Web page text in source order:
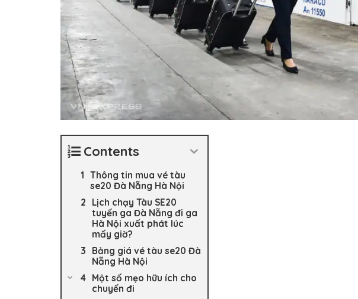
Contents
Thông tin mua vé tàu
se20 Đà Nẵng Hà Nội
Lịch chạy Tàu SE20
tuyến ga Đà Nẵng đi ga
Hà Nội xuất phát lúc
mấy giờ?
Bảng giá vé tàu se20 Đà
Nẵng Hà Nội
Một số mẹo hữu ích cho
chuyến đi